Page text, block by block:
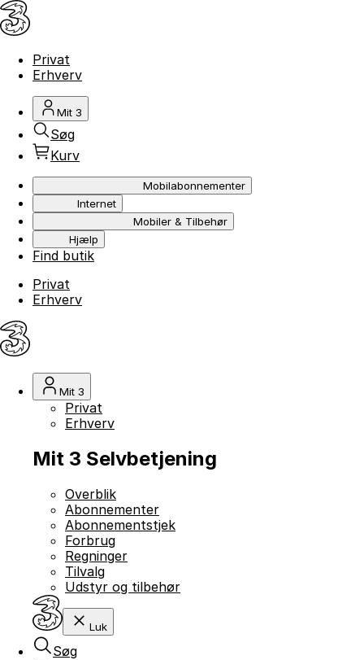
Privat
Erhverv
Mit 3
Søg
Kurv
Mobilabonnementer
Internet
Mobiler & Tilbehør
Hjælp
Find butik
Privat
Erhverv
Mit 3
Privat
Erhverv
Mit 3 Selvbetjening
Overblik
Abonnementer
Abonnementstjek
Forbrug
Regninger
Tilvalg
Udstyr og tilbehør
Luk
Søg